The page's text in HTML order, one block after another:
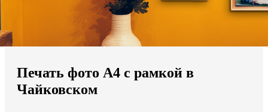
Мы доставляем по всему миру
Продолжить без города
Печать фото А4 с рамкой в
Чайковском